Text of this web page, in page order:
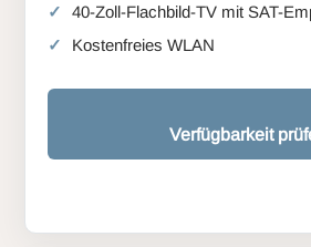
40-Zoll-Flachbild-TV mit SAT-
Kostenfreies WLAN
Verfügbarkeit